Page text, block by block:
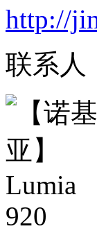
http://
联系人